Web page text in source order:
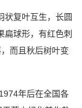
复叶互生，长圆
扁球形，有红色刺
而且秋后树叶变
年后在全国各